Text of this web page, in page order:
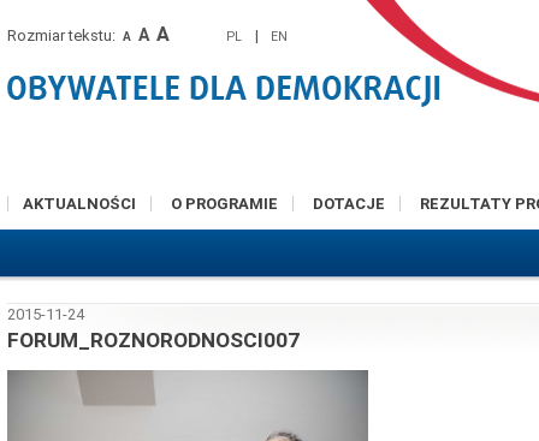
Rozmiar tekstu: A A A PL | EN
AKTUALNOŚCI O PROGRAMIE DOTACJE REZULTATY
2015-11-24
FORUM_ROZNORODNOSCI007